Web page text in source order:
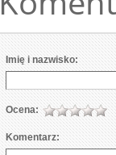
Imię i nazwisko:
Ocena:
Komentarz: